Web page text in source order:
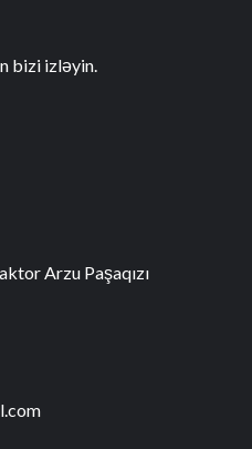
bizi izləyin.
Arzu Paşaqızı